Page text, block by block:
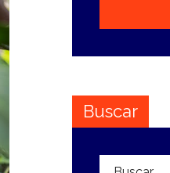
Buscar
Buscar: